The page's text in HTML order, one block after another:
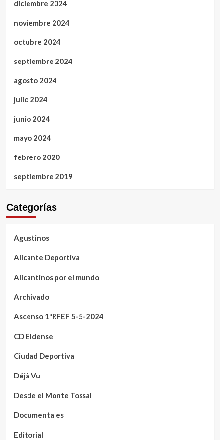
diciembre 2024
noviembre 2024
octubre 2024
septiembre 2024
agosto 2024
julio 2024
junio 2024
mayo 2024
febrero 2020
septiembre 2019
Categorías
Agustinos
Alicante Deportiva
Alicantinos por el mundo
Archivado
Ascenso 1ªRFEF 5-5-2024
CD Eldense
Ciudad Deportiva
Déjà Vu
Desde el Monte Tossal
Documentales
Editorial